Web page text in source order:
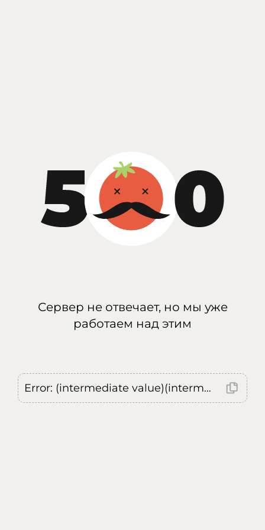
Сервер не отвечает, но мы уже
работаем над этим
Error: (intermediate value)(intermediate value)(intermediate value).replaceAll is not a function